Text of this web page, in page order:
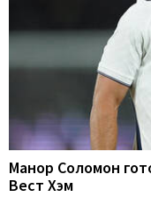
Манор Соломон
Вест Хэм